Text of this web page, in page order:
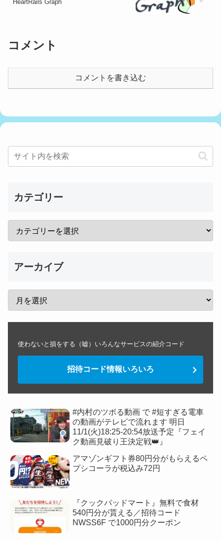
HeartRails Graph
コメント
コメントを書き込む
カテゴリー
アーカイブ
使わないと損をする（嘘）いろんなサービスの紹介コード
招待コード情報いろいろ
#内村のツボる動画 で #短すぎる電車
の動画がテレビで流れます 明日
11/1(火)18:25-20:54放送予定『フェイ
ク動画見破り王決定戦👑』
アマゾンギフト券80円分がもらえるペ
プシコーラが税込み72円
『クックパッドマート』無料で食材
540円分が貰える／招待コード
NWSS6F で1000円分クーポン